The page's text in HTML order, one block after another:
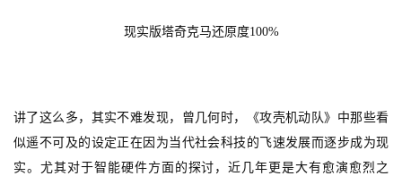
戏
2
现实版塔奇克马还原度100%
讲了这么多，其实不难发现，曾几何时，《攻壳机动队》中那些看
似遥不可及的设定正在因为当代社会科技的飞速发展而逐步成为现
实。尤其对于智能硬件方面的探讨，近几年更是大有愈演愈烈之